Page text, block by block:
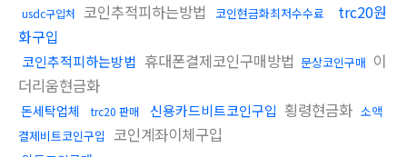
usdc구입처 코인추적피하는방법 코인현금화최저수수료
trc20원
화구입
코인추적피하는방법 휴대폰결제코인구매방법 문상코인구매 이
더리움현금화
돈세탁업체 trc20 판매 신용카드비트코인구입 횡령현금화 소액
결제비트코인구입 코인계좌이체구입